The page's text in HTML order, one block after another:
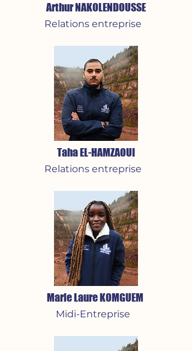
Arthur NAKOLENDOUSSE
Relations entreprise
Taha EL-HAMZAOUI
Relations entreprise
Marie Laure KOMGUEM
Midi-Entreprise